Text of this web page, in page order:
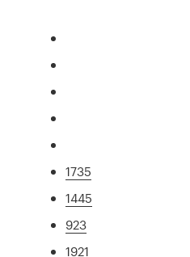
1735
1445
923
1921